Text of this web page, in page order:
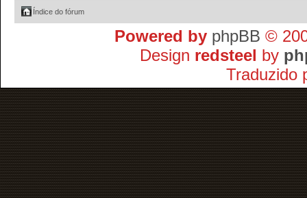
Índice do fórum
Powered by phpBB ©
Design redsteel by
Traduzido